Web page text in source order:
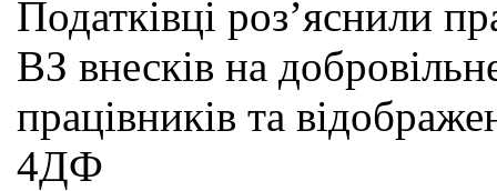
Податківці роз’яснили
ВЗ внесків на
працівників та
4ДФ